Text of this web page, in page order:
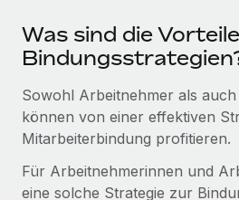
Background-Checks
Einfacheres Bewerber:innen-
Compliance Watchtower
Lückenlose Compliance
Geräteverwaltung
Globale Bereitstellung und
FALLSTUDIEN
So hat der KI-Vorreiter
Weaviate auf einen Blick Weaviate
Mehr erfahren
Hol dir Unterstützung
Alle Ressourcen anzeigen
BLOG
Was sind die
Sowohl Arbeitnehmer als
können von einer effektiven
Mitarbeiterbindung profitieren.
Für Arbeitnehmerinnen und
eine solche Strategie zur